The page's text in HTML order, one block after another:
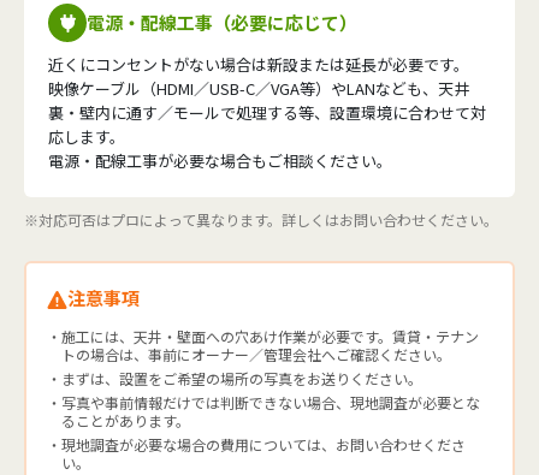
電源・配線工事（必要に応じて）
近くにコンセントがない場合は新設または延長が必要です。
映像ケーブル（HDMI／USB-C／VGA等）やLANなども、天井
裏・壁内に通す／モールで処理する等、設置環境に合わせて対
応します。
電源・配線工事が必要な場合もご相談ください。
※対応可否はプロによって異なります。詳しくはお問い合わせください。
注意事項
施工には、天井・壁面への穴あけ作業が必要です。賃貸・テナン
トの場合は、事前にオーナー／管理会社へご確認ください。
まずは、設置をご希望の場所の写真をお送りください。
写真や事前情報だけでは判断できない場合、現地調査が必要とな
ることがあります。
現地調査が必要な場合の費用については、お問い合わせくださ
い。